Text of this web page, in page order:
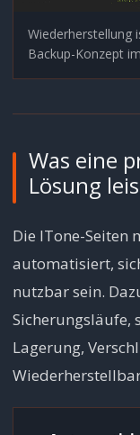
Wiederherstellung
Backup-Konzept
Was eine
Lösung
Die ITone-Seiten
automatisiert,
nutzbar sein.
Sicherungsläufe,
Lagerung,